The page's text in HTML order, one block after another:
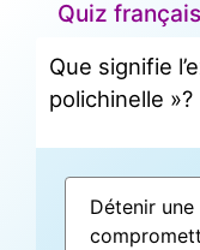
Quiz
Que signifie
polichinelle »?
Détenir